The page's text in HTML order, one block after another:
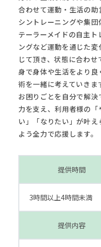
合わせて運動・生活の助
シントレーニングや集団
テーラーメイドの自主ト
ングなど運動を通じた変
じて頂き、状態に合わせ
身で身体や生活をより良
術を一緒に考えていきま
お困りごとを自分で解決
力を支え、利用者様の「
い」「なりたい」が叶え
よう全力で応援します。
提供時間
3時間以上4時間未満
提供内容